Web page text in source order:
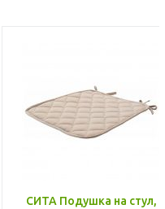
СИТА Подушка на стул,